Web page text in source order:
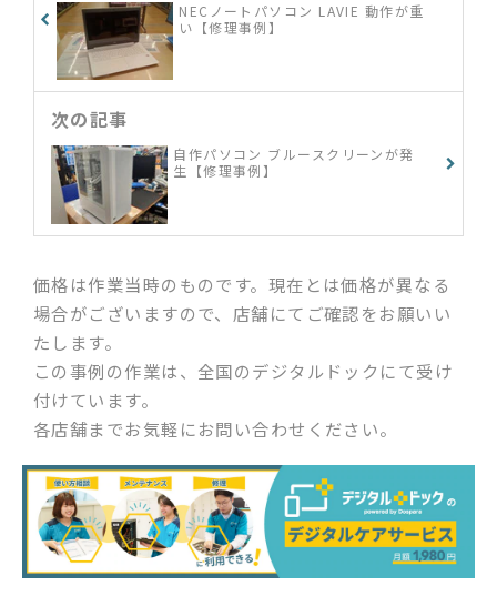
NECノートパソコン LAVIE 動作が重
い【修理事例】
次の記事
自作パソコン ブルースクリーンが発
生【修理事例】
価格は作業当時のものです。現在とは価格が異なる
場合がございますので、店舗にてご確認をお願いい
たします。
この事例の作業は、全国のデジタルドックにて受け
付けています。
各店舗までお気軽にお問い合わせください。